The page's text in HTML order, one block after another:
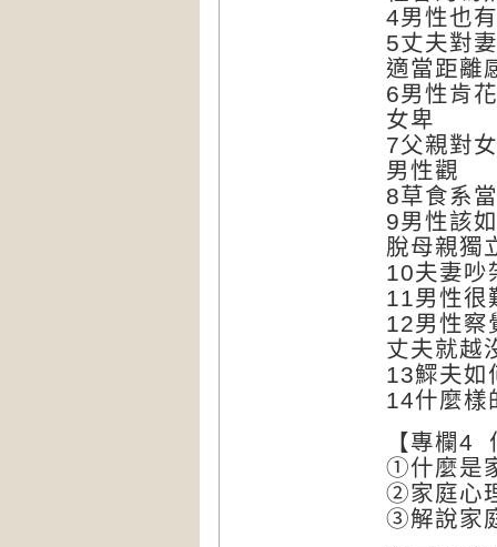
4男性也
5丈夫對
適當距離
6男性肯
女卑
7父親對
男性觀
8草食系
9男性該
脫母親獨
10夫妻吵
11男性很
12男性察
丈夫就越
13鰥夫如
14什麼樣
【專欄4
①什麼是
②家庭心
③解說家